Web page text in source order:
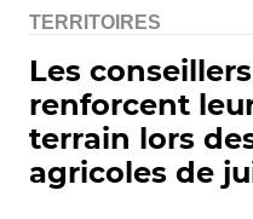
TERRITOIRES
Les
renforcent
terrain lors
agricoles de